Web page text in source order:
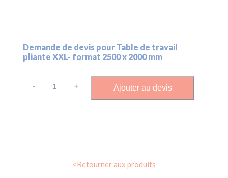
Demande de devis pour Table de travail
pliante XXL- format 2500 x 2000 mm
Table
format
Ajouter au devis
<Retourner aux produits